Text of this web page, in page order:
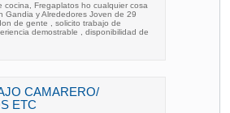
cocina, Fregaplatos ho cualquier cosa
Gandia y Alrededores Joven de 29
de gente , solicito trabajo de
demostrable , disponibilidad de
CAMARERO/
ETC